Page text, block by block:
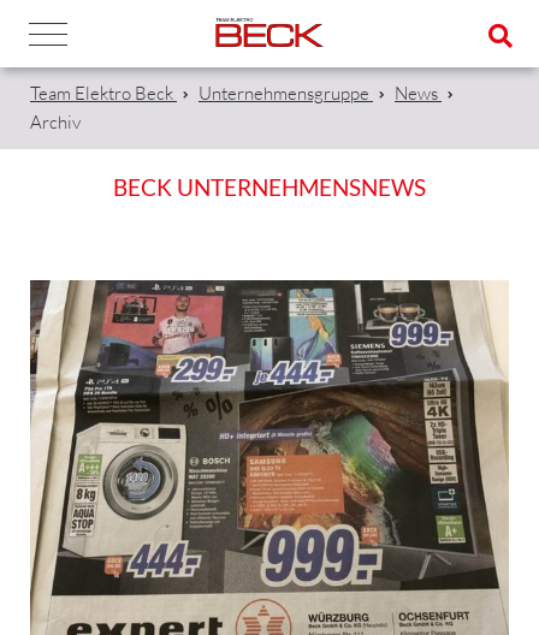
Team Elektro Beck Unternehmensgruppe
News
Archiv
BECK UNTERNEHMENSNEWS